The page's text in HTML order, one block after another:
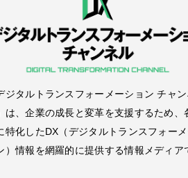
ジタルトランスフォーメーション チャン
は、企業の成長と変革を支援するため、
特化したDX（デジタルトランスフォー
）情報を網羅的に提供する情報メディア